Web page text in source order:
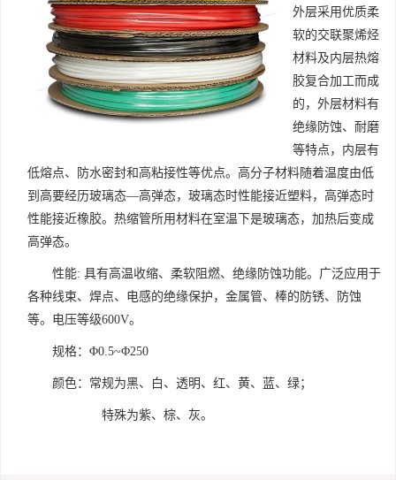
外层采用优质柔
软的交联聚烯烃
材料及内层热熔
胶复合加工而成
的，外层材料有
绝缘防蚀、耐磨
等特点，内层有
低熔点、防水密封和高粘接性等优点。高分子材料随着温度由低
到高要经历玻璃态—高弹态，玻璃态时性能接近塑料，高弹态时
性能接近橡胶。热缩管所用材料在室温下是玻璃态，加热后变成
高弹态。
性能: 具有高温收缩、柔软阻燃、绝缘防蚀功能。广泛应用于
各种线束、焊点、电感的绝缘保护，金属管、棒的防锈、防蚀
等。电压等级600V。
规格：Φ0.5~Φ250
颜色：常规为黑、白、透明、红、黄、蓝、绿；
特殊为紫、棕、灰。